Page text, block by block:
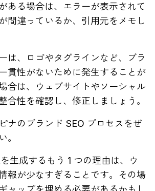
ある場合は、エラーが表示されて
間違っているか、引用元をメモし
は、ロゴやタグラインなど、ブラ
貫性がないために発生することが
合は、ウェブサイトやソーシャル
合性を確認し、修正しましょう。
ナのブランド SEO プロセスをぜ
。
生成するもう 1 つの理由は、ウ
報が少なすぎることです。その場